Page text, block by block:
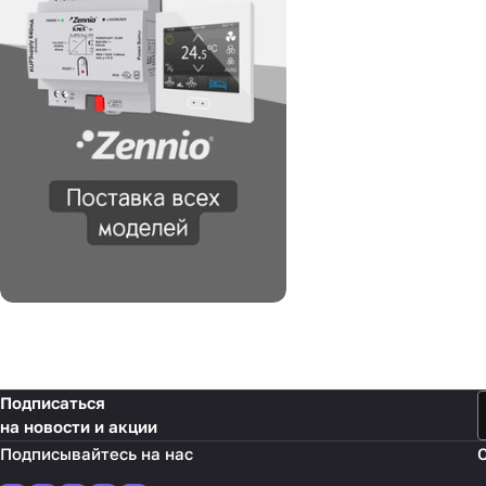
Подписаться
на новости и акции